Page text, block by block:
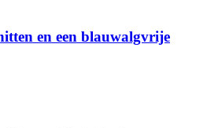
en een blauwalgvrije